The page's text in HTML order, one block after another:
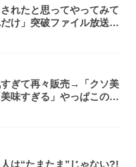
れたと思ってやってみて
だけ」突破ファイル放送で
ぎて再々販売→「クソ美
味すぎる」やっぱこのク
は“たまたま”じゃない?!